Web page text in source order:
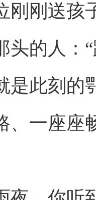
刚送孩子
头的人：
此刻的鄂
、一座座